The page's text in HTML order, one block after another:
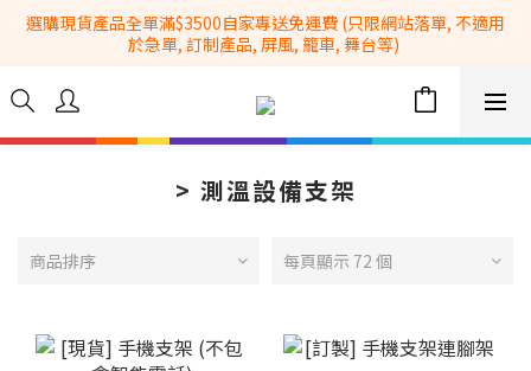
全港No.1一站式設備租售及採購服務供應商
選購現貨產品全單滿$3500自家專送免運費 (只限網站落單, 不適用
於急單, 訂制產品, 屏風, 籠車, 舞台等)
info@hkbasket.com
> 測溫設備支架
商品排序 每頁顯示 72 個